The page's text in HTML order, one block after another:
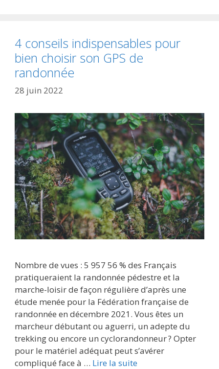
4 conseils indispensables pour
bien choisir son GPS de
randonnée
28 juin 2022
Nombre de vues : 5 957 56 % des Français
pratiqueraient la randonnée pédestre et la
marche-loisir de façon régulière d’après une
étude menée pour la Fédération française de
randonnée en décembre 2021. Vous êtes un
marcheur débutant ou aguerri, un adepte du
trekking ou encore un cyclorandonneur ? Opter
pour le matériel adéquat peut s’avérer
compliqué face à … Lire la suite